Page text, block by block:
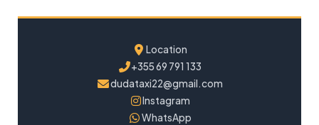
Location
+355 69 791 133
dudataxi22@gmail.com
Instagram
WhatsApp